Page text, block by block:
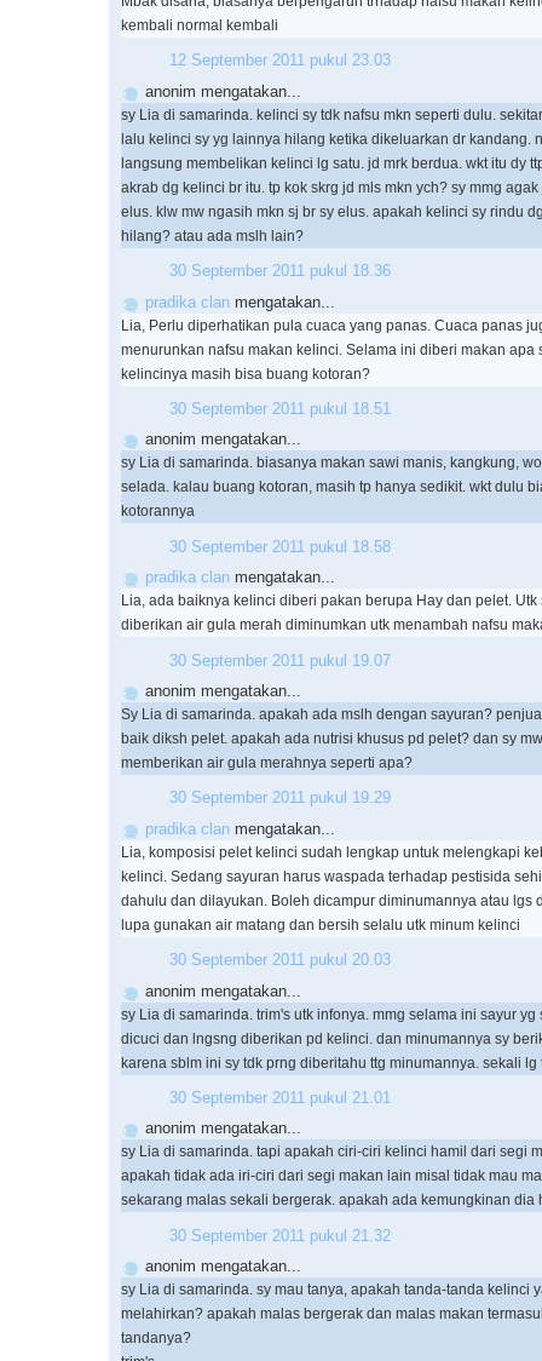
kembali normal kembali
12 September 2011 pukul 23.03
anonim mengatakan...
sy Lia di samarinda. kelinci sy tdk nafsu mkn seperti dulu.
lalu kelinci sy yg lainnya hilang ketika dikeluarkan dr kandang.
langsung membelikan kelinci lg satu. jd mrk berdua. wkt itu dy
akrab dg kelinci br itu. tp kok skrg jd mls mkn ych? sy mmg
elus. klw mw ngasih mkn sj br sy elus. apakah kelinci sy rindu
hilang? atau ada mslh lain?
30 September 2011 pukul 18.36
pradika clan mengatakan...
Lia, Perlu diperhatikan pula cuaca yang panas. Cuaca panas
menurunkan nafsu makan kelinci. Selama ini diberi makan apa
kelincinya masih bisa buang kotoran?
30 September 2011 pukul 18.51
anonim mengatakan...
sy Lia di samarinda. biasanya makan sawi manis, kangkung,
selada. kalau buang kotoran, masih tp hanya sedikit. wkt dulu
kotorannya
30 September 2011 pukul 18.58
pradika clan mengatakan...
Lia, ada baiknya kelinci diberi pakan berupa Hay dan pelet. Utk
diberikan air gula merah diminumkan utk menambah nafsu
30 September 2011 pukul 19.07
anonim mengatakan...
Sy Lia di samarinda. apakah ada mslh dengan sayuran?
baik diksh pelet. apakah ada nutrisi khusus pd pelet? dan sy
memberikan air gula merahnya seperti apa?
30 September 2011 pukul 19.29
pradika clan mengatakan...
Lia, komposisi pelet kelinci sudah lengkap untuk melengkapi
kelinci. Sedang sayuran harus waspada terhadap pestisida
dahulu dan dilayukan. Boleh dicampur diminumannya atau lgs
lupa gunakan air matang dan bersih selalu utk minum kelinci
30 September 2011 pukul 20.03
anonim mengatakan...
sy Lia di samarinda. trim's utk infonya. mmg selama ini sayur yg
dicuci dan lngsng diberikan pd kelinci. dan minumannya sy
karena sblm ini sy tdk prng diberitahu ttg minumannya. sekali lg
30 September 2011 pukul 21.01
anonim mengatakan...
sy Lia di samarinda. tapi apakah ciri-ciri kelinci hamil dari segi
apakah tidak ada iri-ciri dari segi makan lain misal tidak mau
sekarang malas sekali bergerak. apakah ada kemungkinan dia
30 September 2011 pukul 21.32
anonim mengatakan...
sy Lia di samarinda. sy mau tanya, apakah tanda-tanda kelinci
melahirkan? apakah malas bergerak dan malas makan
tandanya?